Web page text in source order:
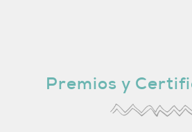
Premios y